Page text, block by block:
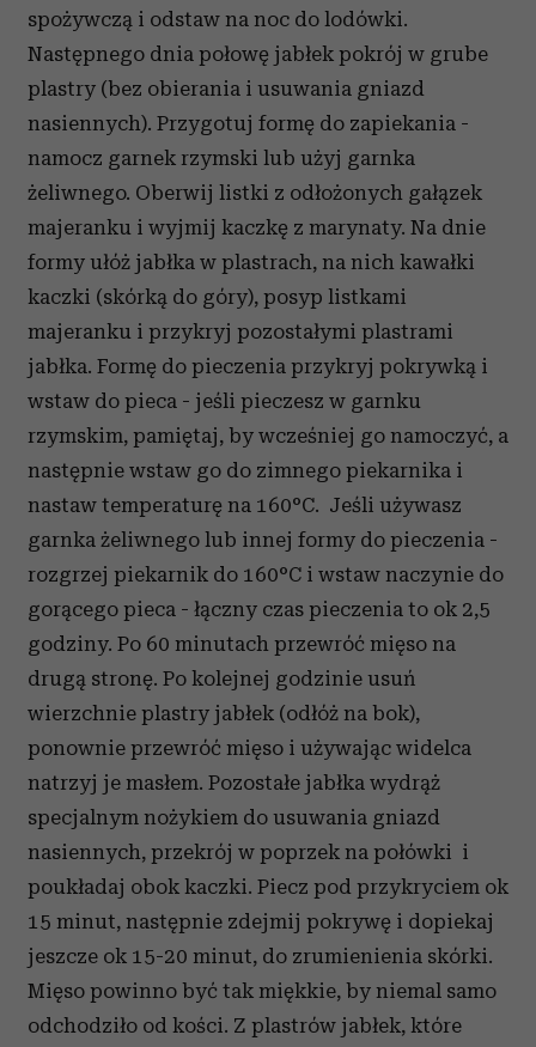
spożywczą i odstaw na noc do lodówki.
Następnego dnia połowę jabłek pokrój w grube
plastry (bez obierania i usuwania gniazd
nasiennych). Przygotuj formę do zapiekania -
namocz garnek rzymski lub użyj garnka
żeliwnego. Oberwij listki z odłożonych gałązek
majeranku i wyjmij kaczkę z marynaty. Na dnie
formy ułóż jabłka w plastrach, na nich kawałki
kaczki (skórką do góry), posyp listkami
majeranku i przykryj pozostałymi plastrami
jabłka. Formę do pieczenia przykryj pokrywką i
wstaw do pieca - jeśli pieczesz w garnku
rzymskim, pamiętaj, by wcześniej go namoczyć, a
następnie wstaw go do zimnego piekarnika i
nastaw temperaturę na 160°C. Jeśli używasz
garnka żeliwnego lub innej formy do pieczenia -
rozgrzej piekarnik do 160°C i wstaw naczynie do
gorącego pieca - łączny czas pieczenia to ok 2,5
godziny. Po 60 minutach przewróć mięso na
drugą stronę. Po kolejnej godzinie usuń
wierzchnie plastry jabłek (odłóż na bok),
ponownie przewróć mięso i używając widelca
natrzyj je masłem. Pozostałe jabłka wydrąż
specjalnym nożykiem do usuwania gniazd
nasiennych, przekrój w poprzek na połówki i
poukładaj obok kaczki. Piecz pod przykryciem ok
15 minut, następnie zdejmij pokrywę i dopiekaj
jeszcze ok 15-20 minut, do zrumienienia skórki.
Mięso powinno być tak miękkie, by niemal samo
odchodziło od kości. Z plastrów jabłek, które